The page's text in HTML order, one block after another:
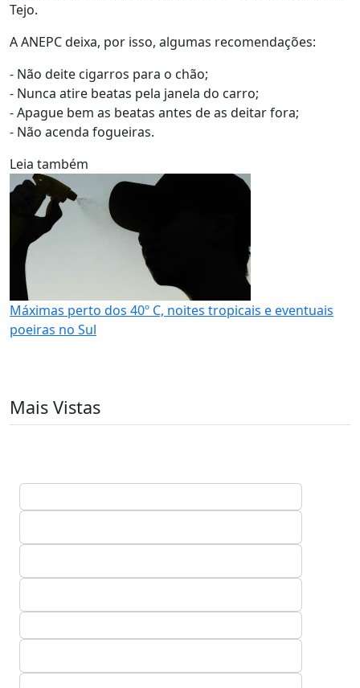
Tejo.
A ANEPC deixa, por isso, algumas recomendações:
- Não deite cigarros para o chão;
- Nunca atire beatas pela janela do carro;
- Apague bem as beatas antes de as deitar fora;
- Não acenda fogueiras.
Leia também
Máximas perto dos 40º C, noites tropicais e eventuais
poeiras no Sul
Mais Vistas